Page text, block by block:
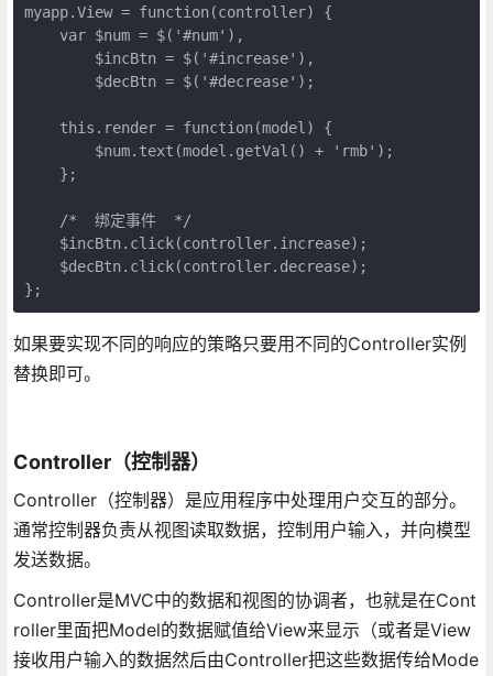
myapp.View = function(controller) {
    var $num = $('#num'),
        $incBtn = $('#increase'),
        $decBtn = $('#decrease');
    this.render = function(model) {
        $num.text(model.getVal() + 'rmb');
    };
    /*  绑定事件  */
    $incBtn.click(controller.increase);
    $decBtn.click(controller.decrease);
};
如果要实现不同的响应的策略只要用不同的Controller实例
替换即可。
Controller（控制器）
Controller（控制器）是应用程序中处理用户交互的部分。
通常控制器负责从视图读取数据，控制用户输入，并向模型
发送数据。
Controller是MVC中的数据和视图的协调者，也就是在Cont
roller里面把Model的数据赋值给View来显示（或者是View
接收用户输入的数据然后由Controller把这些数据传给Mode